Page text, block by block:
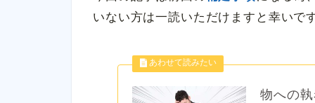
いない方は一読いただけますと幸いで
物への